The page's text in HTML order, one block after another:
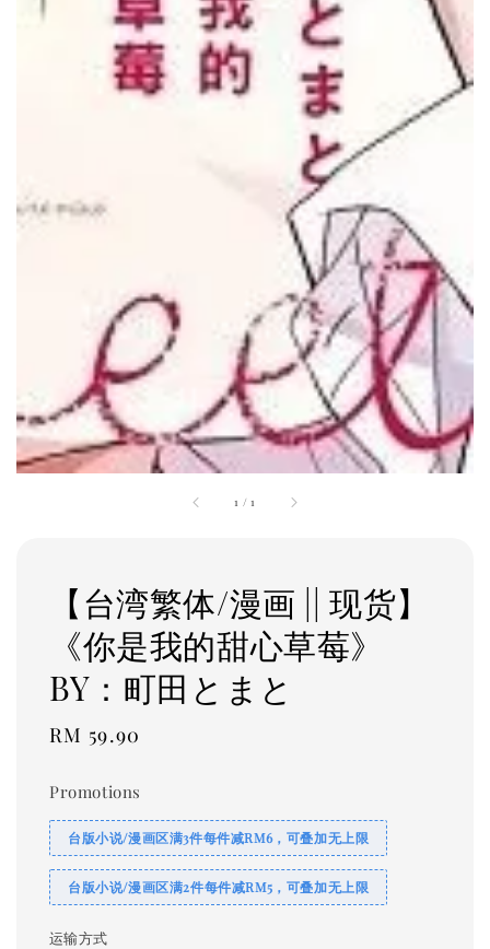
1 /1
【台湾繁体/漫画 || 现货】
《你是我的甜心草莓》
BY：町田とまと
Regular
RM 59.90
Promotions
台版小说/漫画区满3件每件减RM6，可叠加无上限
台版小说/漫画区满2件每件减RM5，可叠加无上限
运输方式